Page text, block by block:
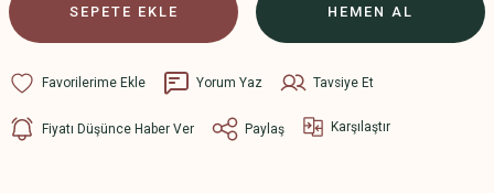
SEPETE EKLE HEMEN AL
Yorum Yaz Tavsiye Et
Fiyatı Düşünce Haber Ver Paylaş Karşılaştır